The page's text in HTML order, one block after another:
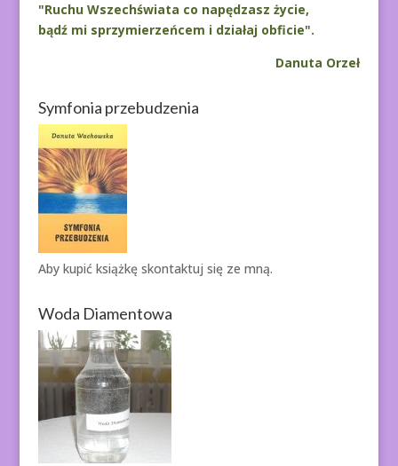
"Ruchu Wszechświata co napędzasz życie,
bądź mi sprzymierzeńcem i działaj obficie".
Danuta Orzeł
Symfonia przebudzenia
Aby kupić książkę skontaktuj się ze mną.
Woda Diamentowa